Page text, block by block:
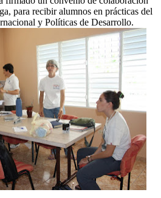
para recibir alumnos en prácticas del
y Políticas de Desarrollo.